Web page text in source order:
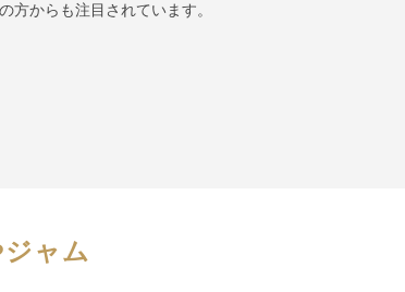
からも注目されています。
ャム